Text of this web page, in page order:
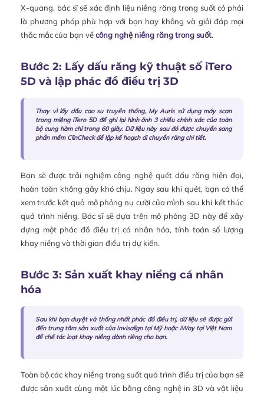
X-quang, bác sĩ sẽ xác định liệu niềng răng trong suốt có phải
là phương pháp phù hợp với bạn hay không và giải đáp mọi
thắc mắc của bạn vềcông nghệ niềng răng trong suốt.
Bước 2: Lấy dấu răng kỹ thuật số iTero
5D và lập phác đồ điều trị 3D
Thay vì lấy dấu cao su truyền thống, My Auris sử dụng máy scan
trong miệng iTero 5D để ghi lại hình ảnh 3 chiều chính xác của toàn
bộ cung hàm chỉ trong 60 giây. Dữ liệu này sau đó được chuyển sang
phần mềm ClinCheck để lập kế hoạch di chuyển răng chi tiết.
Bạn sẽ được trải nghiệm công nghệ quét dấu răng hiện đại,
hoàn toàn không gây khó chịu. Ngay sau khi quét, bạn có thể
xem trước kết quả mô phỏng nụ cười của mình sau khi kết thúc
quá trình niềng. Bác sĩ sẽ dựa trên mô phỏng 3D này để xây
dựng một phác đồ điều trị cá nhân hóa, tính toán số lượng
khay niềng và thời gian điều trị dự kiến.
Bước 3: Sản xuất khay niềng cá nhân
hóa
Sau khi bạn duyệt và thống nhất phác đồ điều trị, dữ liệu sẽ được gửi
đến trung tâm sản xuất của Invisalign tại Mỹ hoặc iWay tại Việt Nam
để chế tác loạt khay niềng dành riêng cho bạn.
Toàn bộ các khay niềng trong suốt quá trình điều trị của bạn sẽ
được sản xuất cùng một lúc bằng công nghệ in 3D và vật liệu